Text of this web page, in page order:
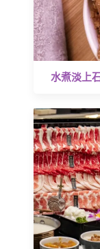
水煮淡上